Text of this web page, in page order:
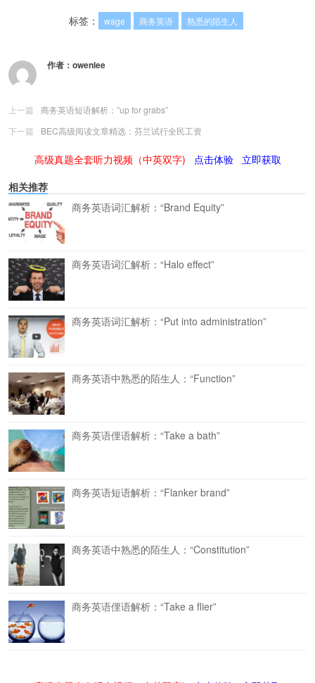
标签： wage 商务英语 熟悉的陌生人
作者： owenlee
上一篇
商务英语短语解析：”up for grabs”
下一篇
BEC高级阅读文章精选：芬兰试行全民工资
高级真题全套听力视频（中英双字) 点击体验
立即获取
相关推荐
商务英语词汇解析：“Brand Equity”
商务英语词汇解析：“Halo effect”
商务英语词汇解析：“Put into administration”
商务英语中熟悉的陌生人：“Function”
商务英语俚语解析：“Take a bath”
商务英语短语解析：“Flanker brand”
商务英语中熟悉的陌生人：“Constitution”
商务英语俚语解析：“Take a flier”